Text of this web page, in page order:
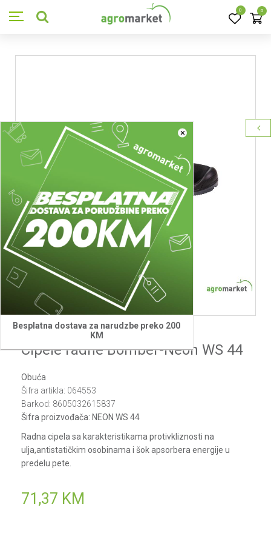
0 0
×
Besplatna dostava za narudzbe preko 200
KM
Bomber
Cipele radne Bomber-Neon WS 44
Obuća
Šifra artikla: 064553
Barkod: 8605032615837
Šifra proizvođača: NEON WS 44
Radna cipela sa karakteristikama protivkliznosti na
ulja,antistatičkim osobinama i šok apsorbera energije u
predelu pete.
71,37 KM